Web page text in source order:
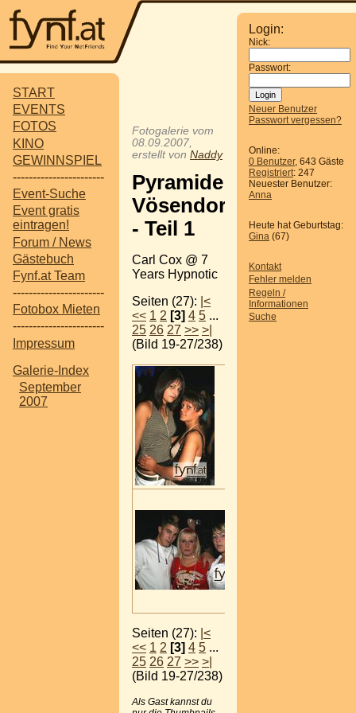
START
EVENTS
FOTOS
KINO
GEWINNSPIEL
-----------------------
Event-Suche
Event gratis
eintragen!
Forum / News
Gästebuch
Fynf.at Team
-----------------------
Fotobox Mieten
-----------------------
Impressum
Galerie-Index
September
2007
Login:
Nick:
Passwort:
Neuer Benutzer
Passwort vergessen?
Online:
0 Benutzer, 643 Gäste
Registriert: 247
Neuester Benutzer:
Anna
Heute hat Geburtstag:
Gina (67)
Kontakt
Fehler melden
Regeln /
Informationen
Suche
Fotogalerie vom
08.09.2007,
erstellt von Naddy
Pyramide
Vösendorf
- Teil 1
Carl Cox @ 7
Years Hypnotic
Seiten (27): |<
<< 1 2 [3] 4 5 ...
25 26 27 >> >|
(Bild 19-27/238)
Seiten (27): |<
<< 1 2 [3] 4 5 ...
25 26 27 >> >|
(Bild 19-27/238)
Als Gast kannst du